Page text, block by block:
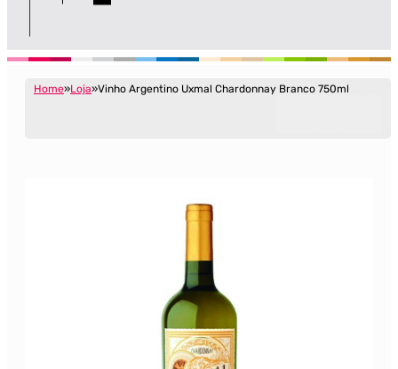
Home Loja Vinho Argentino Uxmal Chardonnay Branco 750ml